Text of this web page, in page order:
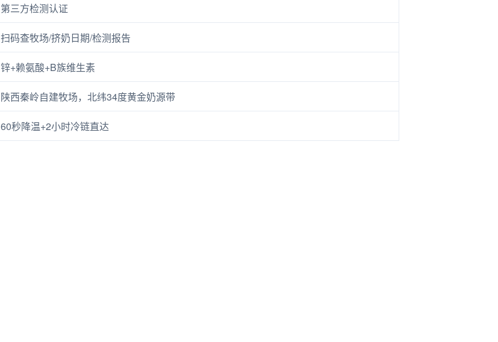
第三方检测认证
扫码查牧场/挤奶日期/检测报告
锌+赖氨酸+B族维生素
陕西秦岭自建牧场，北纬34度黄金奶源带
60秒降温+2小时冷链直达